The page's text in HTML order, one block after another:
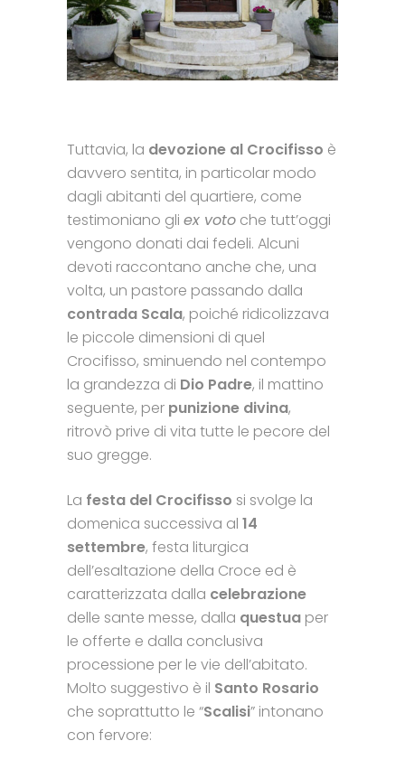
Tuttavia, la devozione al Crocifisso è
davvero sentita, in particolar modo
dagli abitanti del quartiere, come
testimoniano gli ex voto che tutt’oggi
vengono donati dai fedeli. Alcuni
devoti raccontano anche che, una
volta, un pastore passando dalla
contrada Scala, poiché ridicolizzava
le piccole dimensioni di quel
Crocifisso, sminuendo nel contempo
la grandezza di Dio Padre, il mattino
seguente, per punizione divina,
ritrovò prive di vita tutte le pecore del
suo gregge.
La festa del Crocifisso si svolge la
domenica successiva al 14
settembre, festa liturgica
dell’esaltazione della Croce ed è
caratterizzata dalla celebrazione
delle sante messe, dalla questua per
le offerte e dalla conclusiva
processione per le vie dell’abitato.
Molto suggestivo è il Santo Rosario
che soprattutto le “Scalisi” intonano
con fervore: